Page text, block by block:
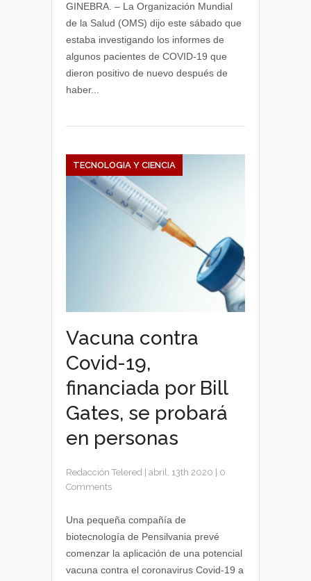
GINEBRA. – La Organización Mundial
de la Salud (OMS) dijo este sábado que
estaba investigando los informes de
algunos pacientes de COVID-19 que
dieron positivo de nuevo después de
haber...
TECNOLOGIA Y CIENCIA
Vacuna contra
Covid-19,
financiada por Bill
Gates, se probará
en personas
Redacción Telered abril, 13th 2020
0
Comments
Una pequeña compañía de
biotecnología de Pensilvania prevé
comenzar la aplicación de una potencial
vacuna contra el coronavirus Covid-19 a